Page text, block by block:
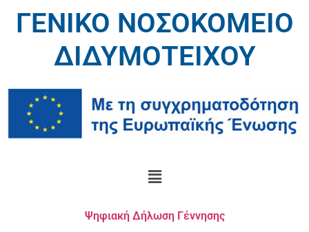
ΓΕΝΙΚΟ ΝΟΣΟΚΟΜΕΙΟ
ΔΙΔΥΜΟΤΕΙΧΟΥ
Ψηφιακή Δήλωση Γέννησης